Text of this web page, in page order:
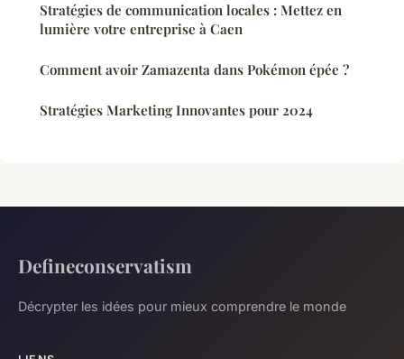
Stratégies de communication locales : Mettez en
lumière votre entreprise à Caen
Comment avoir Zamazenta dans Pokémon épée ?
Stratégies Marketing Innovantes pour 2024
Defineconservatism
Décrypter les idées pour mieux comprendre le monde